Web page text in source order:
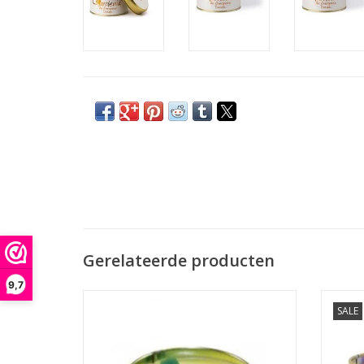
9,7
Gerelateerde producten
SALE